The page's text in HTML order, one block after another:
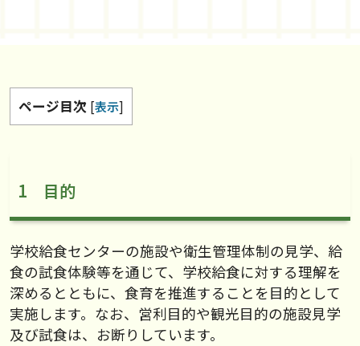
ページ目次 [表示]
1 目的
学校給食センターの施設や衛生管理体制の見学、給
食の試食体験等を通じて、学校給食に対する理解を
深めるとともに、食育を推進することを目的として
実施します。なお、営利目的や観光目的の施設見学
及び試食は、お断りしています。